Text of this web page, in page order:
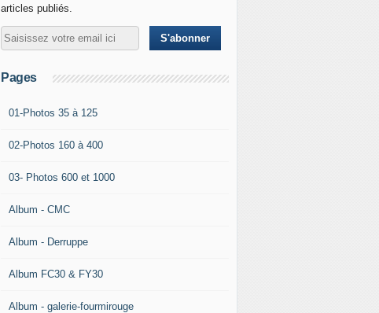
articles publiés.
Pages
01-Photos 35 à 125
02-Photos 160 à 400
03- Photos 600 et 1000
Album - CMC
Album - Derruppe
Album FC30 & FY30
Album - galerie-fourmirouge